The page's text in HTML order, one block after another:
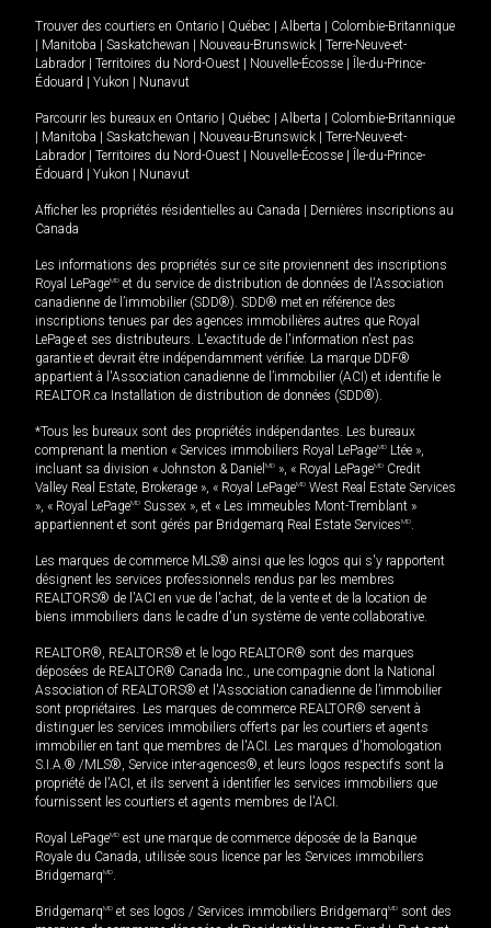
Trouver des courtiers en Ontario Québec Alberta
Colombie-Britannique
Manitoba Saskatchewan Nouveau-Brunswick
Terre-Neuve-et-
Labrador
Territoires du Nord-Ouest Nouvelle-Écosse
Île-du-Prince-
Édouard
Yukon Nunavut
Parcourir les bureaux en Ontario Québec Alberta
Colombie-Britannique
Manitoba Saskatchewan Nouveau-Brunswick
Terre-Neuve-et-
Labrador
Territoires du Nord-Ouest Nouvelle-Écosse
Île-du-Prince-
Édouard
Yukon Nunavut
Afficher les propriétés résidentielles au Canada
Dernières inscriptions au
Canada
Les informations des propriétés sur ce site proviennent des inscriptions
Royal LePageMD et du service de distribution de données de l'Association
canadienne de l’immobilier (SDD®). SDD® met en référence des
inscriptions tenues par des agences immobilières autres que Royal
LePage et ses distributeurs. L'exactitude de l'information n'est pas
garantie et devrait être indépendamment vérifiée. La marque DDF®
appartient à l'Association canadienne de l’immobilier (ACI) et identifie le
REALTOR.ca Installation de distribution de données (SDD®).
*Tous les bureaux sont des propriétés indépendantes. Les bureaux
comprenant la mention « Services immobiliers Royal LePageMD Ltée »,
incluant sa division « Johnston & Daniel MD », « Royal LePageMD Credit
Valley Real Estate, Brokerage », « Royal LePageMD West Real Estate Services
», « Royal LePageMD Sussex », et « Les immeubles Mont-Tremblant »
appartiennent et sont gérés par Bridgemarq Real Estate ServicesMD.
Les marques de commerce MLS® ainsi que les logos qui s'y rapportent
désignent les services professionnels rendus par les membres
REALTORS® de l'ACI en vue de l'achat, de la vente et de la location de
biens immobiliers dans le cadre d'un système de vente collaborative.
REALTOR®, REALTORS® et le logo REALTOR® sont des marques
déposées de REALTOR® Canada Inc., une compagnie dont la National
Association of REALTORS® et l'Association canadienne de l’immobilier
sont propriétaires. Les marques de commerce REALTOR® servent à
distinguer les services immobiliers offerts par les courtiers et agents
immobilier en tant que membres de l'ACI. Les marques d'homologation
S.I.A.® /MLS®, Service inter-agences®, et leurs logos respectifs sont la
propriété de l'ACI, et ils servent à identifier les services immobiliers que
fournissent les courtiers et agents membres de l'ACI.
Royal LePageMD est une marque de commerce déposée de la Banque
Royale du Canada, utilisée sous licence par les Services immobiliers
BridgemarqMD.
BridgemarqMD et ses logos / Services immobiliers BridgemarqMD sont des